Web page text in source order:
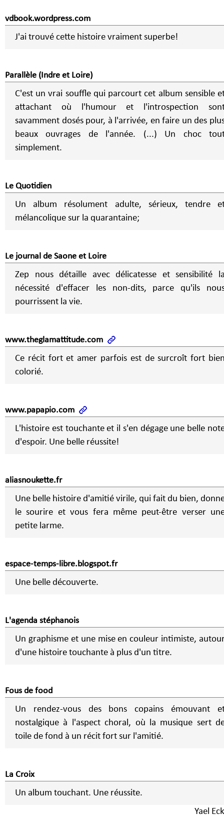
vdbook.wordpress.com
J'ai trouvé cette histoire vraiment superbe!
Parallèle (Indre et Loire)
C'est un vrai souffle qui parcourt cet album sensible
attachant où l'humour et l'introspection
savamment dosés pour, à l'arrivée, en faire un des
beaux ouvrages de l'année. (...) Un choc
simplement.
Le Quotidien
Un album résolument adulte, sérieux, tendre
mélancolique sur la quarantaine;
Le journal de Saone et Loire
Zep nous détaille avec délicatesse et sensibilité
nécessité d'effacer les non-dits, parce qu'ils
pourrissent la vie.
www.theglamattitude.com
Ce récit fort et amer parfois est de surcroît fort
colorié.
www.papapio.com
L'histoire est touchante et il s'en dégage une belle
d'espoir. Une belle réussite!
aliasnoukette.fr
Une belle histoire d'amitié virile, qui fait du bien,
le sourire et vous fera même peut-être verser
petite larme.
espace-temps-libre.blogspot.fr
Une belle découverte.
L'agenda stéphanois
Un graphisme et une mise en couleur intimiste,
d'une histoire touchante à plus d'un titre.
Fous de food
Un rendez-vous des bons copains émouvant
nostalgique à l'aspect choral, où la musique sert
toile de fond à un récit fort sur l'amitié.
La Croix
Un album touchant. Une réussite.
Yael